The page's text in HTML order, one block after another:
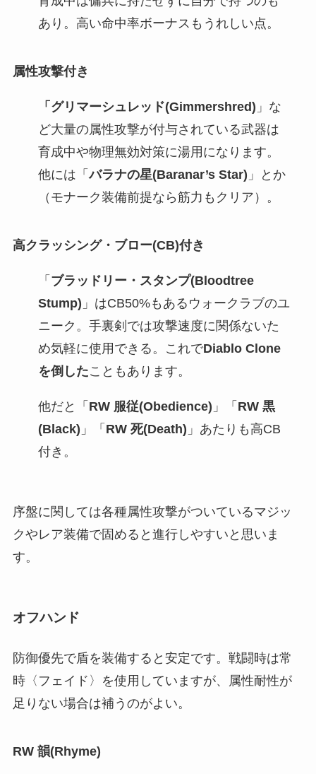
あり。高い命中率ボーナスもうれしい点。
属性攻撃付き
「グリマーシュレッド(Gimmershred) 」な
ど大量の属性攻撃が付与されている武器は
育成中や物理無効対策に湯用になります。
他には「バラナの星(Baranar’s Star) 」とか
（モナーク装備前提なら筋力もクリア）。
高クラッシング・ブロー(CB)付き
「 ブラッドリー・スタンプ(Bloodtree
Stump) 」はCB50%もあるウォークラブのユ
ニーク。手裏剣では攻撃速度に関係ないた
め気軽に使用できる。これでDiablo Clone
を倒したこともあります。
他だと「 RW 服従(Obedience) 」「 RW 黒
(Black) 」「 RW 死(Death) 」あたりも高CB
付き。
序盤に関しては各種属性攻撃がついているマジッ
クやレア装備で固めると進行しやすいと思いま
す。
オフハンド
防御優先で盾を装備すると安定です。戦闘時は常
時〈フェイド〉を使用していますが、属性耐性が
足りない場合は補うのがよい。
RW 韻(Rhyme)